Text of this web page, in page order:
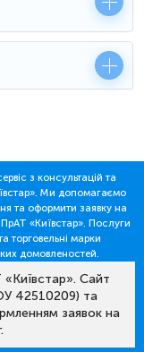
з консультацій та
Ми допомагаємо
та оформити заявку на
«Київстар». Послуги
торговельні марки
домовленостей.
Сайт
42510209) та
заявок на